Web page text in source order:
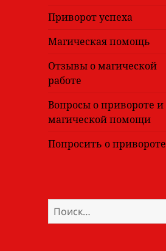
Приворот успеха
Магическая помощь
Отзывы о магической
работе
Вопросы о привороте и
магической помощи
Попросить о привороте
Найти: